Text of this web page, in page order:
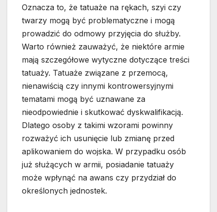
Oznacza to, że tatuaże na rękach, szyi czy
twarzy mogą być problematyczne i mogą
prowadzić do odmowy przyjęcia do służby.
Warto również zauważyć, że niektóre armie
mają szczegółowe wytyczne dotyczące treści
tatuaży. Tatuaże związane z przemocą,
nienawiścią czy innymi kontrowersyjnymi
tematami mogą być uznawane za
nieodpowiednie i skutkować dyskwalifikacją.
Dlatego osoby z takimi wzorami powinny
rozważyć ich usunięcie lub zmianę przed
aplikowaniem do wojska. W przypadku osób
już służących w armii, posiadanie tatuaży
może wpłynąć na awans czy przydział do
określonych jednostek.